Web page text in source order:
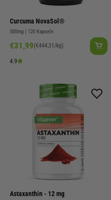
Curcuma NovaSol®
500mg | 120 Kapseln
Angebot
€31,99(€444,31/kg)
4.9
Astaxanthin - 12 mg